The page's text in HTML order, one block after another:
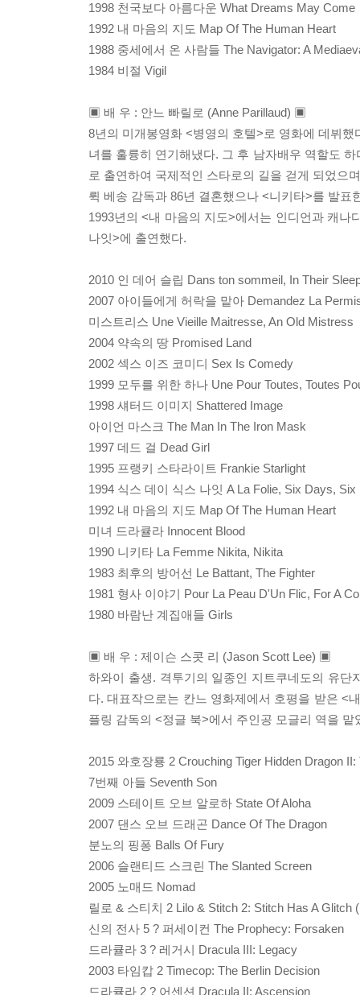
1998 천국보다 아름다운 What Dreams May Come
1992 내 마음의 지도 Map Of The Human Heart
1988 중세에서 온 사람들 The Navigator: A
1984 비절 Vigil
▣ 배 우 : 안느 빠릴로 (Anne Parillaud) ▣
8년의 미개봉영화 <병영의 호텔>로 영화에 데뷔
녀를 훌륭히 연기해냈다. 그 후 남자배우 역할도
로 출연하여 국제적인 스타로의 길을 걷게 되었으
뤽 베송 감독과 86년 결혼했으나 <니키타>를 발
1993년의 <내 마음의 지도>에서는 인디언과 캐
나잇>에 출연했다.
2010 인 데어 슬립 Dans ton sommeil, In Their
2007 아이들에게 허락을 맡아 Demandez La
미스트리스 Une Vieille Maitresse, An Old Mistress
2004 약속의 땅 Promised Land
2002 섹스 이즈 코미디 Sex Is Comedy
1999 모두를 위한 하나 Une Pour Toutes, Toutes
1998 섀터드 이미지 Shattered Image
아이언 마스크 The Man In The Iron Mask
1997 데드 걸 Dead Girl
1995 프랭키 스타라이트 Frankie Starlight
1994 식스 데이 식스 나잇 A La Folie, Six Days, Six
1992 내 마음의 지도 Map Of The Human Heart
미녀 드라큘라 Innocent Blood
1990 니키타 La Femme Nikita, Nikita
1983 최후의 방어선 Le Battant, The Fighter
1981 형사 이야기 Pour La Peau D'Un Flic, For A
1980 바람난 계집애들 Girls
▣ 배 우 : 제이슨 스콧 리 (Jason Scott Lee) ▣
하와이 출생. 격투기의 일종인 지트쿠네도의 유
다. 대표작으로는 칸느 영화제에서 호평을 받은 <
플링 감독의 <정글 북>에서 주인공 모글리 역을 맡
2015 와호장룡 2 Crouching Tiger Hidden Dragon
7번째 아들 Seventh Son
2009 스테이트 오브 알로하 State Of Aloha
2007 댄스 오브 드래곤 Dance Of The Dragon
분노의 핑퐁 Balls Of Fury
2006 슬랜티드 스크린 The Slanted Screen
2005 노매드 Nomad
릴로 & 스티치 2 Lilo & Stitch 2: Stitch Has A Glitch
신의 전사 5 ? 퍼세이컨 The Prophecy: Forsaken
드라큘라 3 ? 레거시 Dracula III: Legacy
2003 타임캅 2 Timecop: The Berlin Decision
드라큘라 2 ? 어센션 Dracula II: Ascension